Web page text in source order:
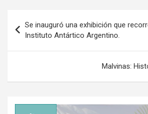
de
entradas
Se inauguró una exhibición que
Instituto Antártico Argentino.
Malvinas: